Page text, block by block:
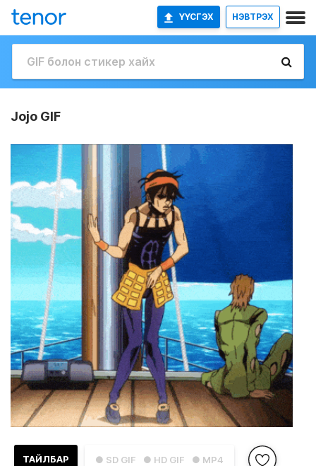
ҮҮСГЭХ НЭВТРЭХ
Jojo GIF
● SD GIF ● HD GIF ● MP4
ТАЙЛБАР